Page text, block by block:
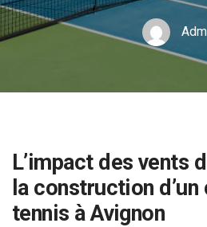
L’impact des vents
la construction
tennis à Avignon